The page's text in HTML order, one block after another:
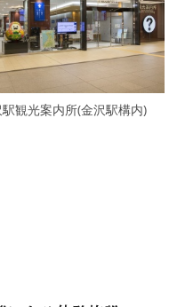
観光案内所(金沢駅構内)
N
e
x
t